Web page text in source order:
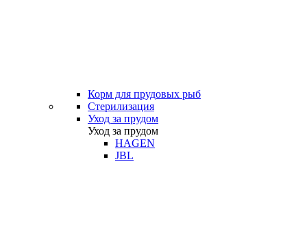
Корм для прудовых рыб
Стерилизация
Уход за прудом
Уход за прудом
HAGEN
JBL